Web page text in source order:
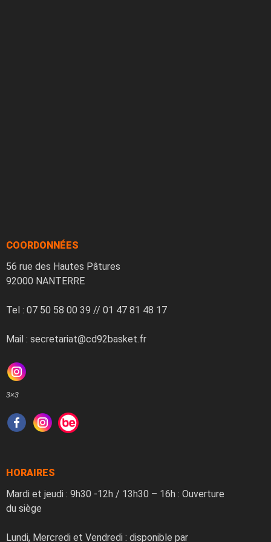
COORDONNÉES
56 rue des Hautes Pâtures
92000 NANTERRE
Tel : 07 50 58 00 39 // 01 47 81 48 17
Mail : secretariat@cd92basket.fr
3×3
HORAIRES
Mardi et jeudi : 9h30 -12h / 13h30 – 16h : Ouverture
du siège
Lundi, Mercredi et Vendredi : disponible par